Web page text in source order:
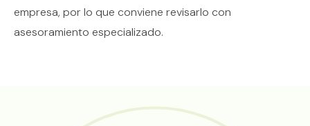
empresa, por lo que conviene revisarlo con
asesoramiento especializado.